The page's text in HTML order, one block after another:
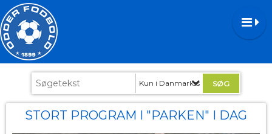
Kun i Danmarksserien
STORT PROGRAM I "PARKEN" I DAG